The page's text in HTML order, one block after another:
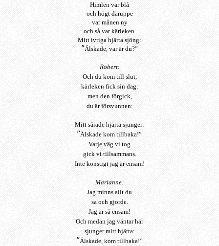
Himlen var blå
och högt däruppe
var månen ny
och så var kärleken.
Mitt ivriga hjärta sjöng:
”Älskade, var är du?”
Robert:
Och du kom till slut,
kärleken fick sin dag:
men den förgick,
du är försvunnen:
Mitt sårade hjärta sjunger:
”Älskade kom tillbaka!”
Varje väg vi tog
gick vi tillsammans.
Inte konstigt jag är ensam!
Marianne:
Jag minns allt du
sa och gjorde.
Jag är så ensam!
Och medan jag väntar här
sjunger mitt hjärta:
”Älskade, kom tillbaka!”